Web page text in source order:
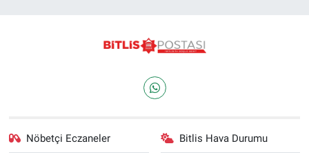
Nöbetçi Eczaneler Bitlis Hava Durumu